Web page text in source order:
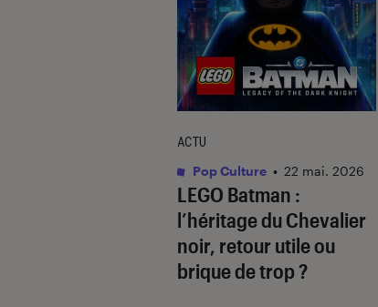
LEGO Batman :
l’héritage du Chevalier
noir, retour utile ou
brique de trop ?
ACTU
Pop Culture • 22 mai. 2026